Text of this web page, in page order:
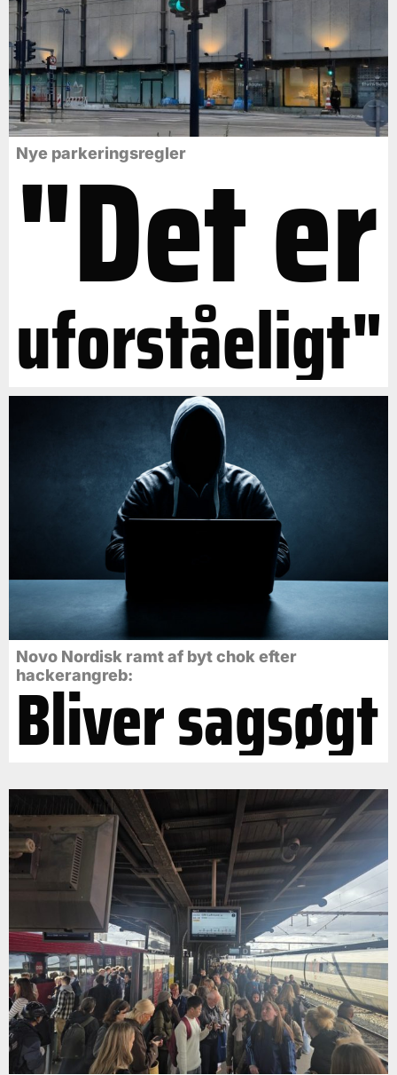
Nye parkeringsregler
"Det er
uforståeligt"
Novo Nordisk ramt af byt chok efter
hackerangreb:
Bliver sagsøgt